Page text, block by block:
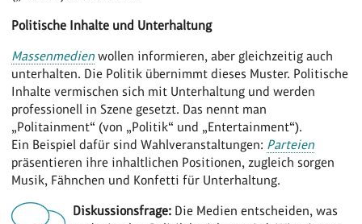
Politische Inhalte und Unterhaltung
Massenmedien wollen informieren, aber gleichzeitig auch
unterhalten. Die Politik übernimmt dieses Muster. Politische
Inhalte vermischen sich mit Unterhaltung und werden
professionell in Szene gesetzt. Das nennt man
„Politainment“ (von „Politik“ und „Entertainment“).
Ein Beispiel dafür sind Wahlveranstaltungen: Parteien
präsentieren ihre inhaltlichen Positionen, zugleich sorgen
Musik, Fähnchen und Konfetti für Unterhaltung.
Diskussionsfrage:Die Medien entscheiden, was